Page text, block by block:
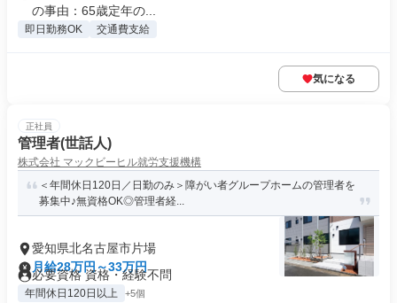
の事由：65歳定年の...
即日勤務OK 交通費支給
気になる
正社員
管理者(世話人)
株式会社 マックビーヒル就労支援機構
＜年間休日120日／日勤のみ＞障がい者グループホームの管理者を
募集中♪無資格OK◎管理者経...
愛知県北名古屋市片場
月給28万円～33万円
必要資格 資格・経験不問
年間休日120日以上 +5個